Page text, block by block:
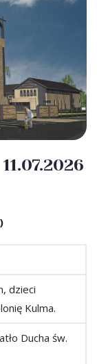
dzieci
Kulma.
Ducha św.